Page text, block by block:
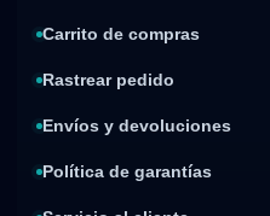
Carrito de compras
Rastrear pedido
Envíos y devoluciones
Política de garantías